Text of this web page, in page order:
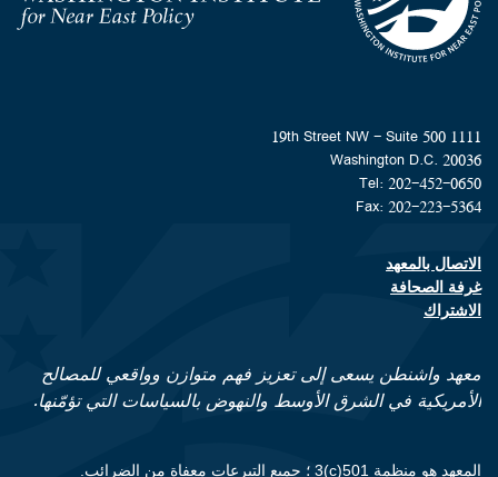
Homepage
1111 19th Street NW - Suite 500
Washington D.C. 20036
Tel: 202-452-0650
Fax: 202-223-5364
Footer contact links
الاتصال بالمعهد
غرفة الصحافة
الاشتراك
معهد واشنطن يسعى إلى تعزيز فهم متوازن وواقعي للمصالح
الأمريكية في الشرق الأوسط والنهوض بالسياسات التي تؤمّنها.
المعهد هو منظمة 501(c)3 ؛ جميع التبرعات معفاة من الضرائب.